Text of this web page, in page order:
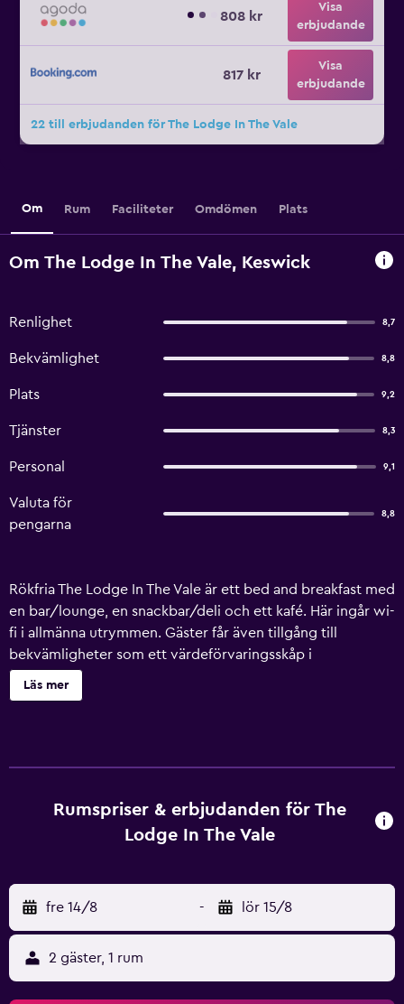
808 kr
Visa
erbjudande
817 kr
Visa
erbjudande
22 till erbjudanden för The Lodge In The Vale
Om Rum Faciliteter Omdömen Plats
Om The Lodge In The Vale, Keswick
Renlighet 8,7
Bekvämlighet 8,8
Plats 9,2
Tjänster 8,3
Personal 9,1
Valuta för
pengarna
8,8
Rökfria The Lodge In The Vale är ett bed and breakfast med
en bar/lounge, en snackbar/deli och ett kafé. Här ingår wi-
fi i allmänna utrymmen. Gäster får även tillgång till
bekvämligheter som ett värdeförvaringsskåp i
receptionen. The Lodge In The Vale erbjuder 14 rum med
värdeförvaringsskåp och kaffe- och tebryggare. Dessa
antingen tillgängliga på plats eller i närheten. Avgifter kan
Läs mer
Rumspriser & erbjudanden för The
Lodge In The Vale
fre 14/8 - lör 15/8
2 gäster, 1 rum